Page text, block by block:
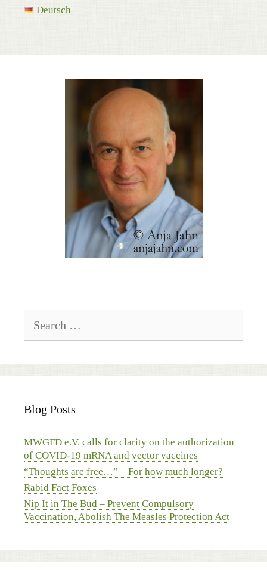
Deutsch
for:
Blog Posts
MWGFD e.V. calls for clarity on the authorization
of COVID-19 mRNA and vector vaccines
“Thoughts are free…” – For how much longer?
Rabid Fact Foxes
Nip It in The Bud – Prevent Compulsory
Vaccination, Abolish The Measles Protection Act